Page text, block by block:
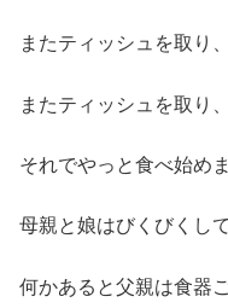
またティッシュを取り
またティッシュを取り
それでやっと食べ始めま
母親と娘はびくびくして
何かあると父親は食器